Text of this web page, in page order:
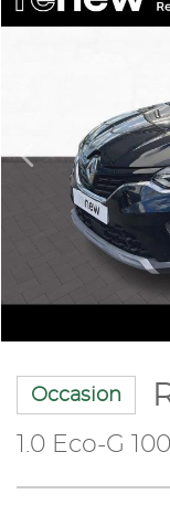
Occasion
1.0 Eco-G